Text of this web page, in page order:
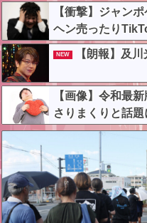
【衝撃】ジャン
ヘン売ったり
示談しなかった
NEW 【朗報】及
【画像】令和最
さりまくりと話